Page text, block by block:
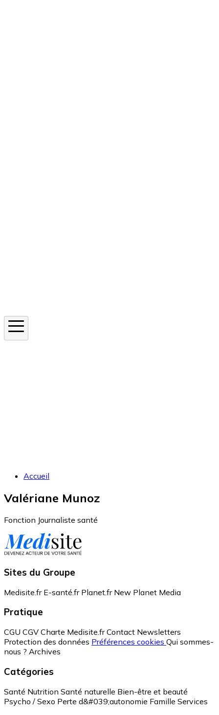
Accueil
Valériane Munoz
Fonction Journaliste santé
Sites du Groupe
Medisite.fr E-santé.fr Planet.fr New Planet Media
Pratique
CGU CGV Charte Medisite.fr Contact Newsletters
Protection des données Préférences cookies Qui sommes-
nous ? Archives
Catégories
Santé Nutrition Santé naturelle Bien-être et beauté
Psycho / Sexo Perte d&#039;autonomie Famille Services